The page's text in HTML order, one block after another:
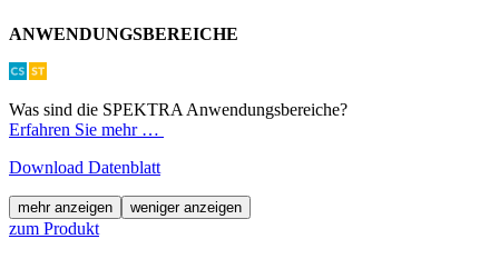
ANWENDUNGSBEREICHE
Was sind die SPEKTRA Anwendungsbereiche?
Erfahren Sie mehr …
Download Datenblatt
mehr anzeigen weniger anzeigen
zum Produkt